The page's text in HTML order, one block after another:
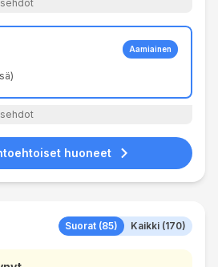
Aamiainen
)
huoneet
Suorat (85) Kaikki (170)